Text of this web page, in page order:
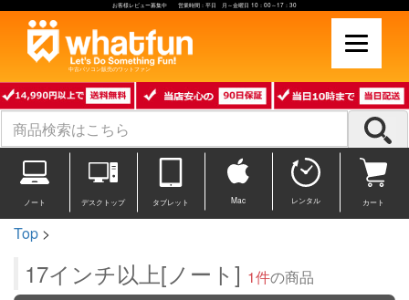
お客様レビュー募集中 営業時間：平日 月～金曜日 10：00～17：30
中古パソコン販売のワットファン
ノート デスクトップ タブレット Mac レンタル カート
Top >
17インチ以上[ノート] 1件の商品